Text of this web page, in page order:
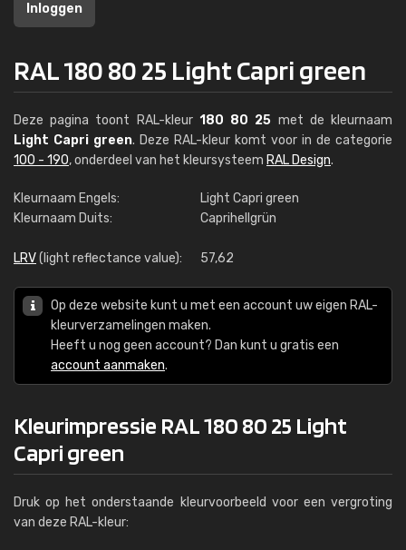
Inloggen
RAL 180 80 25 Light Capri green
Deze pagina toont RAL-kleur 180 80 25 met de kleurnaam
Light Capri green. Deze RAL-kleur komt voor in de categorie
100 - 190, onderdeel van het kleursysteem RAL Design.
Kleurnaam Engels:
Light Capri green
Kleurnaam Duits:
Caprihellgrün
LRV(light reflectance value): 57,62
Op deze website kunt u met een account uw eigen RAL-
kleurverzamelingen maken.
Heeft u nog geen account? Dan kunt u gratis een
account aanmaken.
Kleurimpressie RAL 180 80 25 Light
Capri green
Druk op het onderstaande kleurvoorbeeld voor een vergroting
van deze RAL-kleur: